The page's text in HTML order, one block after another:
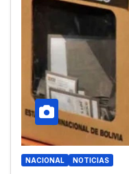
NACIONAL NOTICIAS